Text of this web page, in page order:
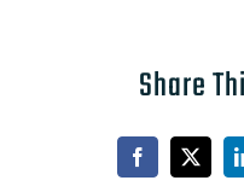
Share
Facebook
X